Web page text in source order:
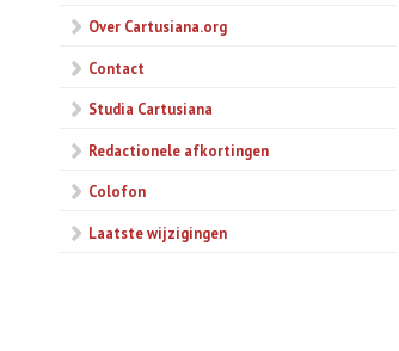
Over Cartusiana.org
Contact
Studia Cartusiana
Redactionele afkortingen
Colofon
Laatste wijzigingen